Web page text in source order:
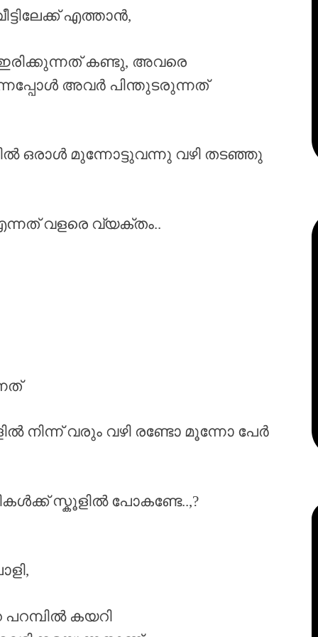
എത്താൻ,
കണ്ടു, അവരെ
അവർ പിന്തുടരുന്നത്
ഒരാൾ മുന്നോട്ടുവന്നു വഴി തടഞ്ഞു
വളരെ വ്യക്തം..
നിന്ന് വരും വഴി രണ്ടോ മൂന്നോ പേർ
സ്കൂളിൽ പോകണ്ടേ..,?
കയറി